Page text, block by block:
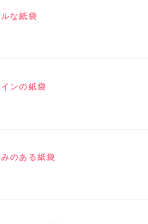
な紙袋
ンの紙袋
のある紙袋